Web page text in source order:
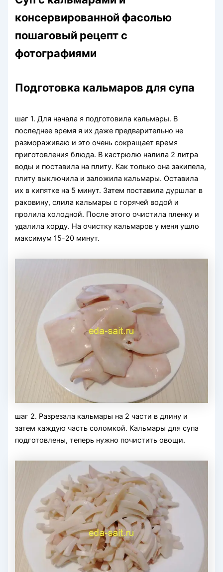
консервированной фасолью
пошаговый рецепт с
фотографиями
Подготовка кальмаров для супа
шаг 1. Для начала я подготовила кальмары. В
последнее время я их даже предварительно не
размораживаю и это очень сокращает время
приготовления блюда. В кастрюлю налила 2 литра
воды и поставила на плиту. Как только она закипела,
плиту выключила и заложила кальмары. Оставила
их в кипятке на 5 минут. Затем поставила дуршлаг в
раковину, слила кальмары с горячей водой и
пролила холодной. После этого очистила пленку и
удалила хорду. На очистку кальмаров у меня ушло
максимум 15-20 минут.
шаг 2. Разрезала кальмары на 2 части в длину и
затем каждую часть соломкой. Кальмары для супа
подготовлены, теперь нужно почистить овощи.